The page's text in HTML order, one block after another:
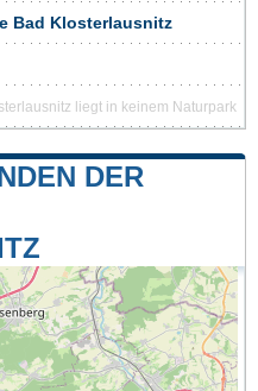
Bad Klosterlausnitz
liegt in keinem Naturpark
DER